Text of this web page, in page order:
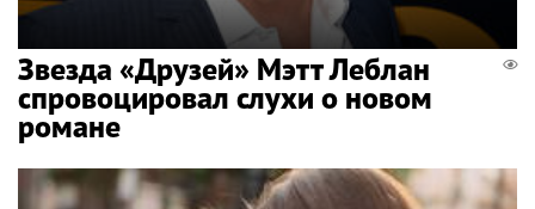
Звезда «Друзей» Мэтт Леблан
спровоцировал слухи о новом
романе